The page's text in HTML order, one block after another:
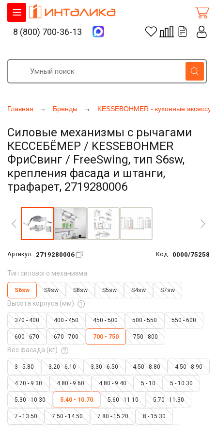
Главная Бренды KESSEBOHMER - кухонные
Силовые механизмы с рычагами
КЕССЕБЁМЕР / KESSEBOHMER
ФриСвинг / FreeSwing, тип S6sw,
крепления фасада и штанги,
трафарет, 2719280006
Артикул: 2719280006 Код: 0000/75258
Тип силового механизма
S6sw S9sw S8sw S5sw S4sw S7sw
Высота корпуса (мм)
370 - 400 400 - 450 450 - 500 500 - 550 550 - 600
600 - 670 670 - 700 700 - 750 750 - 800
Вес фасада (кг)
3 - 5.80 3.20 - 6.10 3.30 - 6.50 4.50 - 8.80 4.50 - 8.90
4.70 - 9.30 4.80 - 9.60 4.80 - 9.40 5 - 10 5 - 10.30
5.30 - 10.30 5.40 - 10.70 5.60 - 11.10 5.70 - 11.30
7 - 13.50 7.50 - 14.50 7.80 - 15.20 8 - 15.30
8 (800) 700-36-13